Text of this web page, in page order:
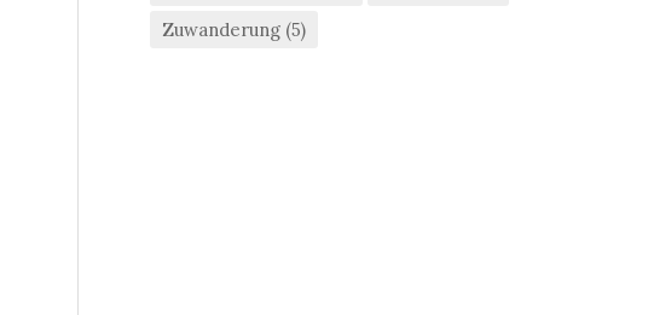
Zuwanderung (5)